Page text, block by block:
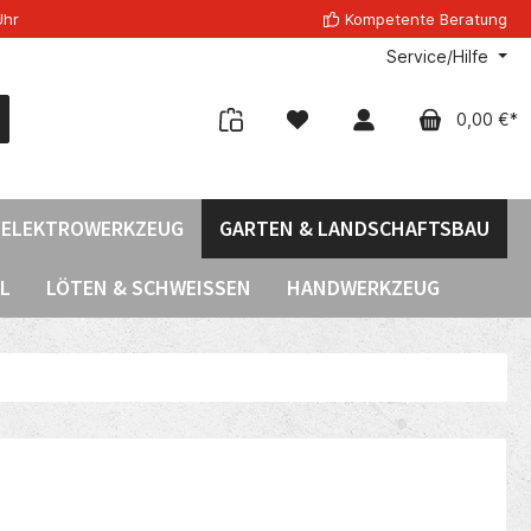
Kompetente Beratung
Service/Hilfe
0,00 €*
ELEKTROWERKZEUG GARTEN & LANDSCHAFTSBAU
LÖTEN & SCHWEISSEN HANDWERKZEUG